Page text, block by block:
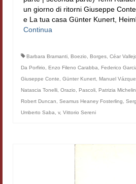
Pubblicazioni
Hagiographica Coreana
Scrittori latini dell’Europa
Testi Mediolatini
Altri volumi
Materiali
un giorno di ritorni Giuseppe
e La tua casa Günter Kunert,
Continua
Barbara Bramanti Boezio Borges Céar
Da Porfirio
Enzo Fileno Carabba Federico
Giuseppe Conte
Günter Kunert Manuel
Natascia Tonelli Orazio Pascoli Patrizia
Robert Duncan
Seamus Heaney Fosterling
Umberto Saba
v, Vittorio Sereni